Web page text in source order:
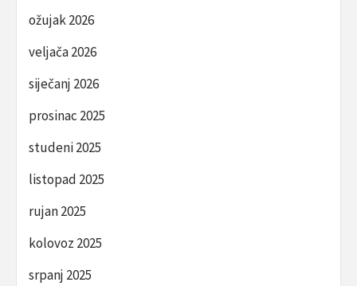
ožujak 2026
veljača 2026
siječanj 2026
prosinac 2025
studeni 2025
listopad 2025
rujan 2025
kolovoz 2025
srpanj 2025